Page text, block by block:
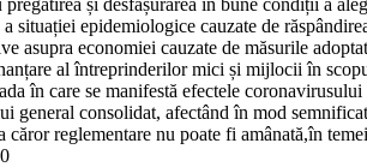
situației epidemiologice cauzate de
asupra economiei cauzate de măsurile
al întreprinderilor mici și mijlocii în
în care se manifestă efectele
general consolidat, afectând în mod
reglementare nu poate fi amânată,în